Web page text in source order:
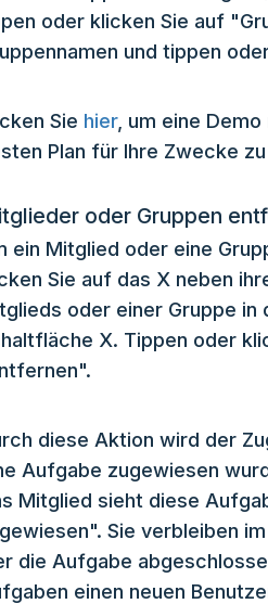
oder klicken Sie auf
und tippen
Sie hier, um eine
Plan für Ihre Zwecke
oder Gruppen
ein Mitglied oder eine
Sie auf das X neben
oder einer Gruppe in
X. Tippen oder
diese Aktion wird der
Aufgabe zugewiesen
Mitglied sieht diese
Sie verbleiben
die Aufgabe
einen neuen